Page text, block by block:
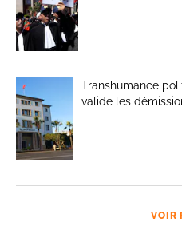
Transhumance
valide les
VOIR